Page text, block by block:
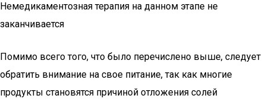
Немедикаментозная терапия на данном этапе не
заканчивается
Помимо всего того, что было перечислено выше, следует
обратить внимание на свое питание, так как многие
продукты становятся причиной отложения солей